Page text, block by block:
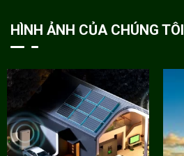
HÌNH ẢNH CỦA CHÚNG TÔI